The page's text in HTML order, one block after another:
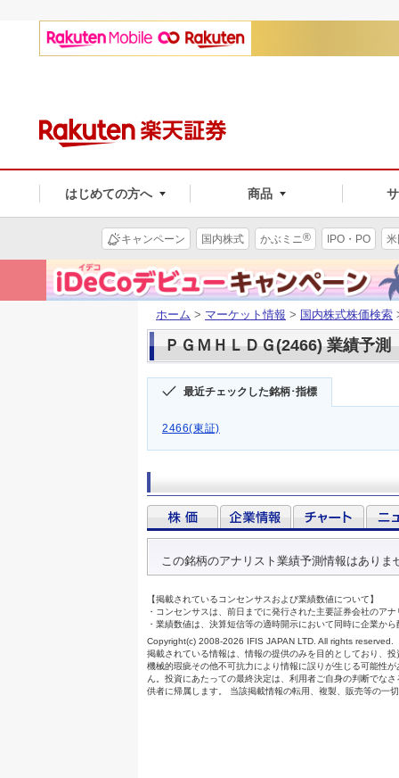
はじめての方へ 商品
キャンペーン 国内株式 かぶミニ® IPO・PO
ホーム > マーケット情報 > 国内株式株価検索
ＰＧＭＨＬＤＧ(2466) 業績予測
最近チェックした銘柄･指標
2466(東証)